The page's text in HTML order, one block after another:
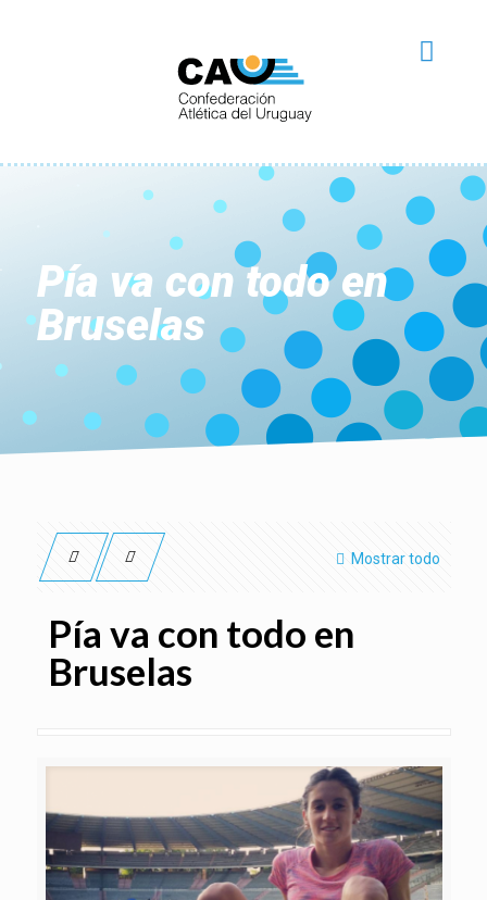
Pía va con todo en
Bruselas
Mostrar todo
Pía va con todo en
Bruselas